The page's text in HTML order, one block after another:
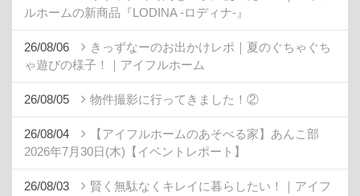
ルホームの新商品『LODINA -ロディナ-』
26/08/06
きっずなーのお出かけレポ｜夏のぐちゃぐち
ゃ遊びの様子！｜アイフルホーム
26/08/05 物件撮影に行ってきました！②
26/08/04
【アイフルホームのあそべる家】あんこ部
2026年7月30日(木)【イベントレポート】
26/08/03
賢く無駄なくキレイに暮らしたい！｜アイフ